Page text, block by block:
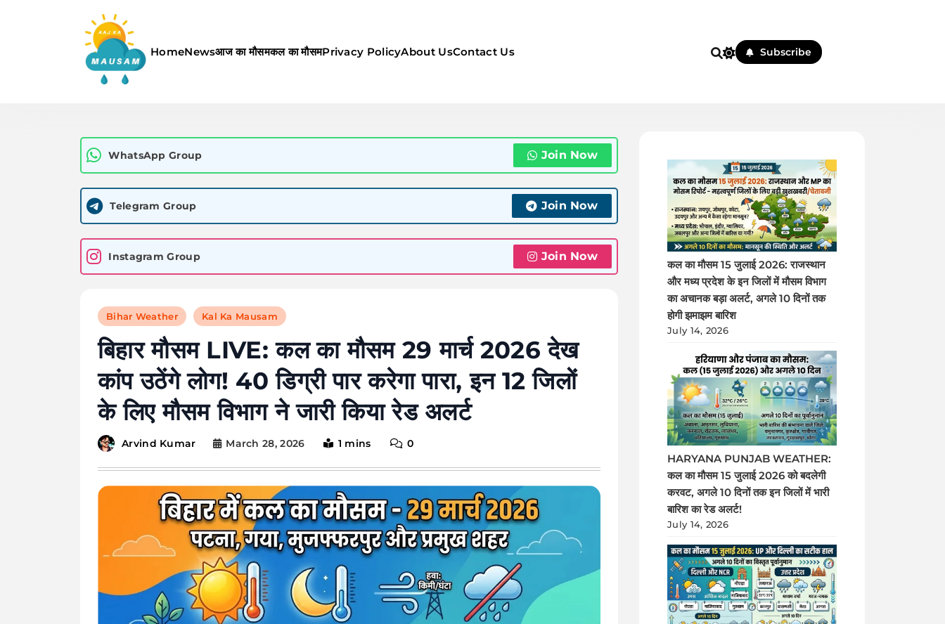
HomeNewsआज का मौसमकल का मौसमPrivacy PolicyAbout UsContact Us Subscribe
WhatsApp Group Join Now
Telegram Group Join Now
Instagram Group Join Now
Bihar Weather Kal Ka Mausam
बिहार मौसम LIVE: कल का मौसम 29 मार्च 2026 देख
कांप उठेंगे लोग! 40 डिग्री पार करेगा पारा, इन 12 जिलों
के लिए मौसम विभाग ने जारी किया रेड अलर्ट
Arvind Kumar March 28, 2026 1 mins 0
कल का मौसम 15 जुलाई 2026: राजस्थान
और मध्य प्रदेश के इन जिलों में मौसम विभाग
का अचानक बड़ा अलर्ट, अगले 10 दिनों तक
होगी झमाझम बारिश
July 14, 2026
HARYANA PUNJAB WEATHER:
कल का मौसम 15 जुलाई 2026 को बदलेगी
करवट, अगले 10 दिनों तक इन जिलों में भारी
बारिश का रेड अलर्ट!
July 14, 2026